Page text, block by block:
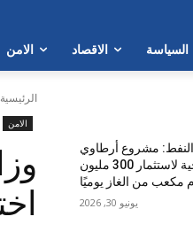
السياسة الاقصاد الامن
الرئيسية
الامن
مشروع أرطاوي
ركيزة استراتيجية لاستثمار 300 مليون
مكعب من الغاز يوميًا
يونيو 30, 2026